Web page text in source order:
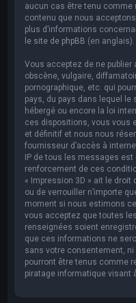
aucun cas être tenu comme
contenu que nous
plus d’informations
le site de phpBB (en anglais).
Vous acceptez de ne publier
obscène, vulgaire,
pornographique, etc. qui
pays, du pays dans lequel le
hébergé ou encore la loi
ces dispositions, vous vous
et définitif et nous nous
fournisseur d’accès à
IP de tous les messages est
renforcement de ces
« Impression 3D » ait le droit
ou de verrouiller n’importe
moment si nous estimons
vous acceptez que toutes
renseignées soient
que ces informations ne
sans votre consentement, ni
pourront être tenus comme
piratage informatique visant